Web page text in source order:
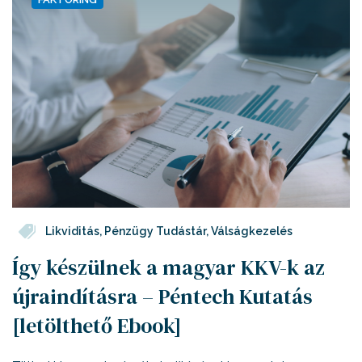
Likviditás, Pénzügy Tudástár,Válságkezelés
Így készülnek a magyar KKV-k az
újraindításra – Péntech Kutatás
[letölthető Ebook]